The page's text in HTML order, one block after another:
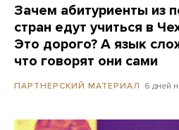
Зачем абитуриенты из
стран едут учиться в
Это дорого? А язык
что говорят они сами
ПАРТНЕРСКИЙ МАТЕРИАЛ 6 дней